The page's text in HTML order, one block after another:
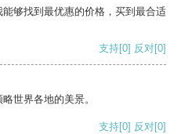
够找到最优惠的价格，买到最合适
支持[0] 反对[0]
世界各地的美景。
支持[0] 反对[0]